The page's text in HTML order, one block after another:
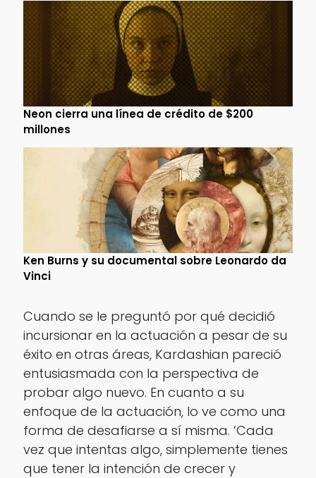
Neon cierra una línea de crédito de $200
millones
Ken Burns y su documental sobre Leonardo da
Vinci
Cuando se le preguntó por qué decidió
incursionar en la actuación a pesar de su
éxito en otras áreas, Kardashian pareció
entusiasmada con la perspectiva de
probar algo nuevo. En cuanto a su
enfoque de la actuación, lo ve como una
forma de desafiarse a sí misma. ‘Cada
vez que intentas algo, simplemente tienes
que tener la intención de crecer y